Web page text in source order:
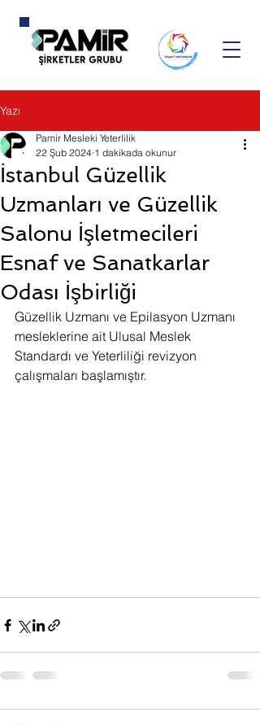
Yazı
İstanbul Güzellik
Uzmanları ve Güzellik
Salonu İşletmecileri
Esnaf ve Sanatkarlar
Odası İşbirliği
Pamir Mesleki Yeterlilik
22 Şub 2024 1 dakikada okunur
Güzellik Uzmanı ve Epilasyon Uzmanı
mesleklerine ait Ulusal Meslek
Standardı ve Yeterliliği revizyon
çalışmaları başlamıştır.